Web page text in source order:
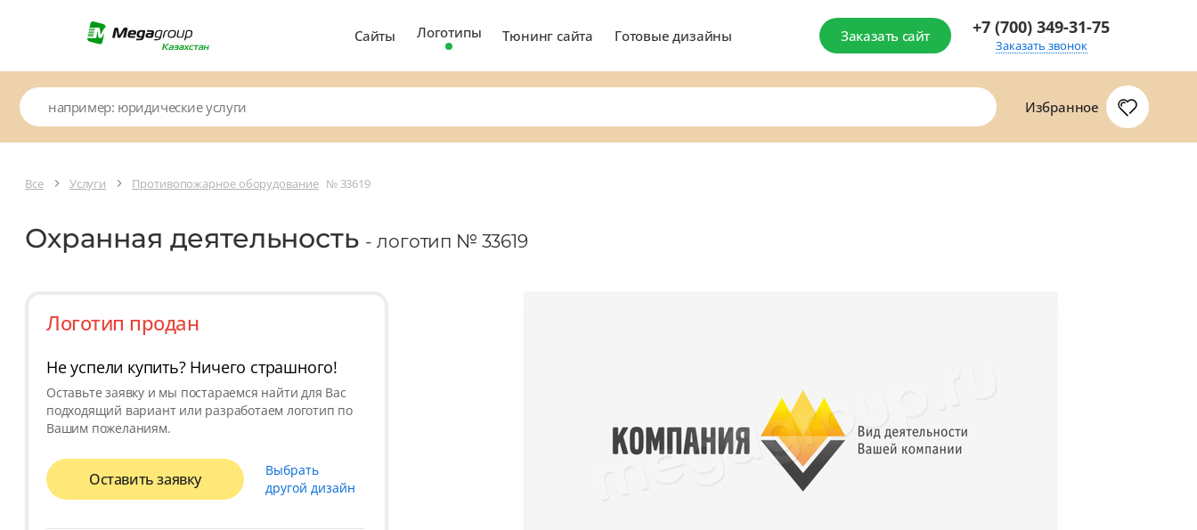
Сайты Логотипы Тюнинг сайта Готовые дизайны Заказать сайт +7 (700) 349-31-75
Заказать звонок
Избранное
Все Услуги Противопожарное оборудование № 33619
Охранная деятельность - логотип № 33619
Логотип продан
Не успели купить? Ничего страшного!
Оставьте заявку и мы постараемся найти для Вас
подходящий вариант или разработаем логотип по
Вашим пожеланиям.
Оставить заявку
Выбрать
другой дизайн